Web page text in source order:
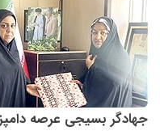
جهادگر بسیجی عرصه